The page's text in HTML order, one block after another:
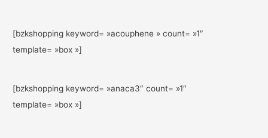
[bzkshopping keyword= »acouphene » count= »1″
template= »box »]
[bzkshopping keyword= »anaca3″ count= »1″
template= »box »]